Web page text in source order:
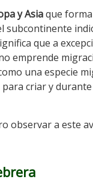
y Asiaque forma
subcontinente
que a
emprende
una especie
criar y
observar a este